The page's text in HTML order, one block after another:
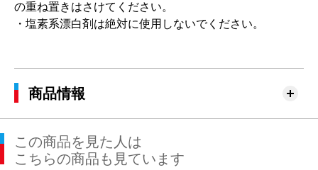
の重ね置きはさけてください。
・塩素系漂白剤は絶対に使用しないでください。
商品情報
この商品を見た人は
こちらの商品も見ています